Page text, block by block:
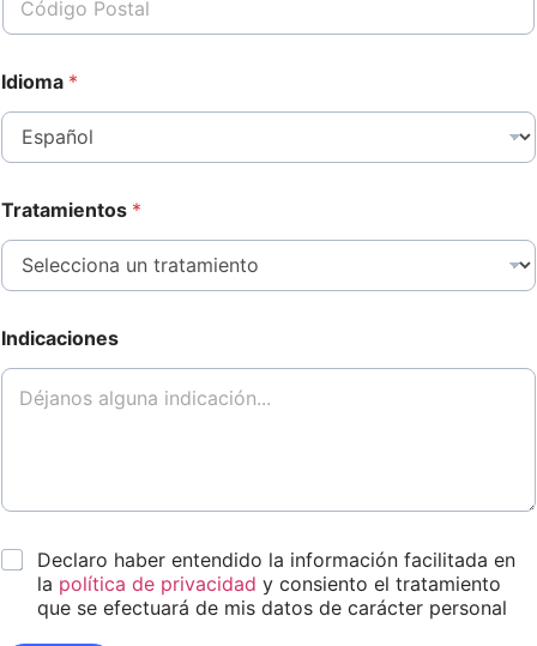
Idioma *
Tratamientos *
Indicaciones
C
Declaro haber entendido la información facilitada en
la política de privacidad y consiento el tratamiento
que se efectuará de mis datos de carácter personal